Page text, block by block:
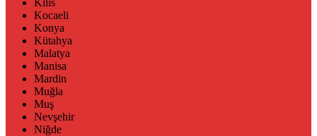
Kilis
Kocaeli
Konya
Kütahya
Malatya
Manisa
Mardin
Muğla
Muş
Nevşehir
Niğde